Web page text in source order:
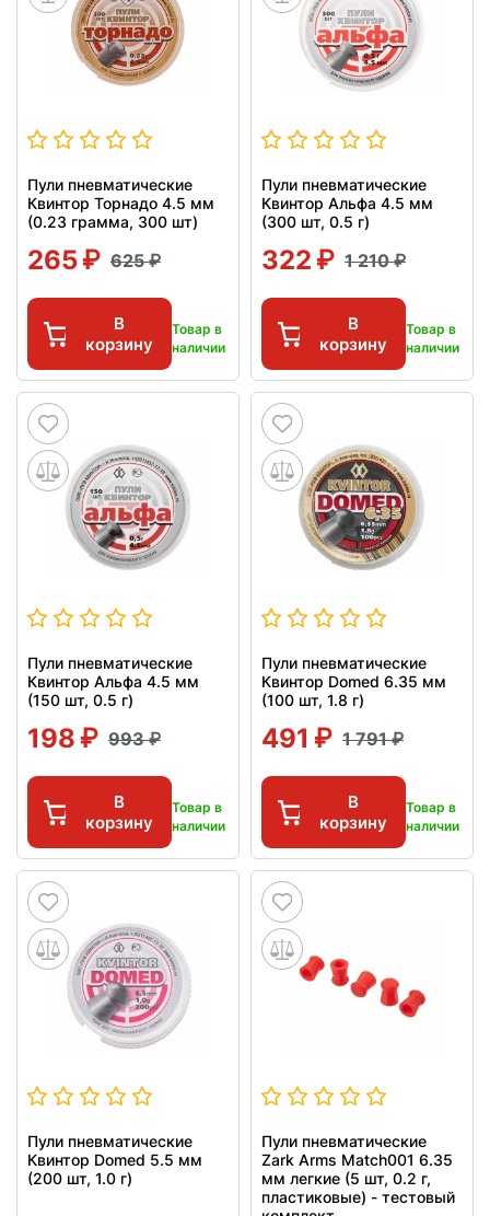
Пули пневматические
Квинтор Торнадо 4.5 мм
(0.23 грамма, 300 шт)
265 625
В
корзину
Товар в
наличии
Пули пневматические
Квинтор Альфа 4.5 мм
(300 шт, 0.5 г)
322 1 210
В
корзину
Товар в
наличии
Пули пневматические
Квинтор Альфа 4.5 мм
(150 шт, 0.5 г)
198 993
В
корзину
Товар в
наличии
Пули пневматические
Квинтор Domed 6.35 мм
(100 шт, 1.8 г)
491 1 791
В
корзину
Товар в
наличии
Пули пневматические
Квинтор Domed 5.5 мм
(200 шт, 1.0 г)
Пули пневматические
Zark Arms Match001 6.35
мм легкие (5 шт, 0.2 г,
пластиковые) - тестовый